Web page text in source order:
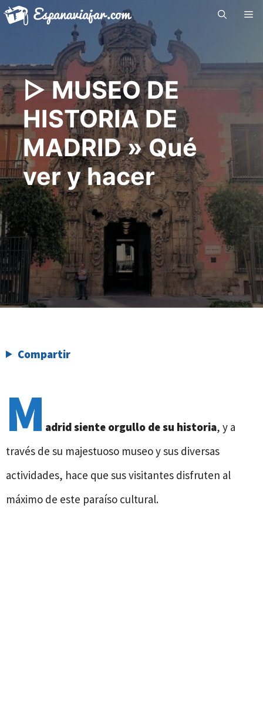
Saltar
▷ MUSEO DE
HISTORIA DE
MADRID » Qué
ver y hacer
Compartir
M adrid siente orgullo de su historia, y a
través de su majestuoso museo y sus diversas
actividades, hace que sus visitantes disfruten al
máximo de este paraíso cultural.